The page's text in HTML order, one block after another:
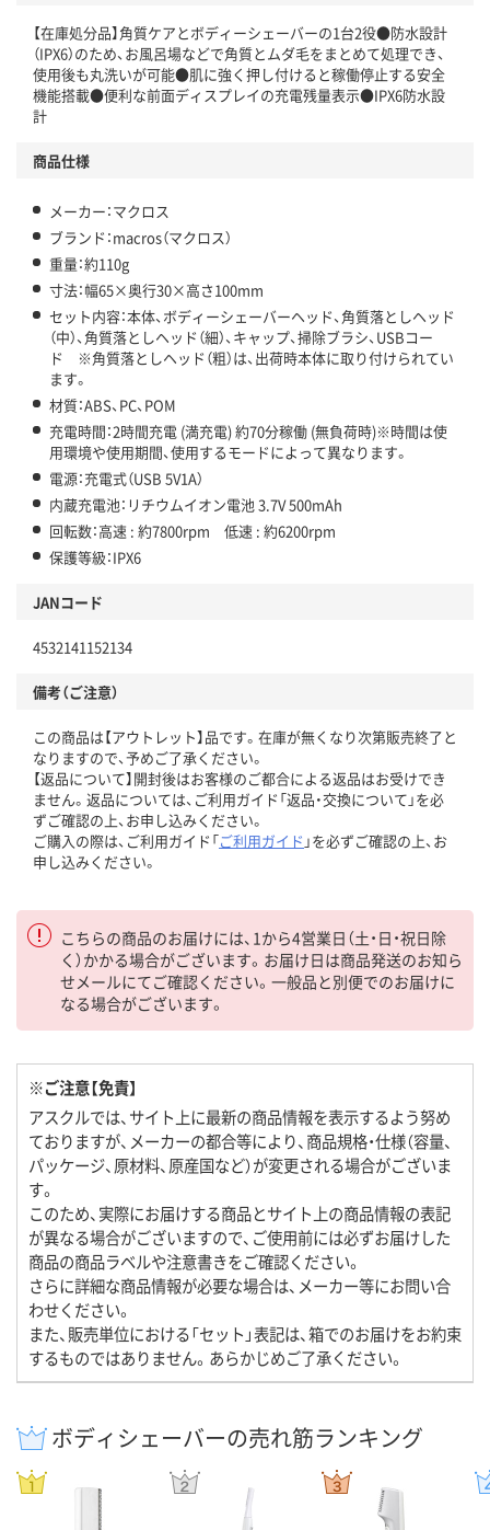
【在庫処分品】角質ケアとボディーシェーバーの1台2役●防水設計
（IPX6）のため、お風呂場などで角質とムダ毛をまとめて処理でき、
使用後も丸洗いが可能●肌に強く押し付けると稼働停止する安全
機能搭載●便利な前面ディスプレイの充電残量表示●IPX6防水設
計
商品仕様
メーカー：マクロス
ブランド：macros（マクロス）
重量：約110g
寸法：幅65×奥行30×高さ100mm
セット内容：本体、ボディーシェーバーヘッド、角質落としヘッド
（中）、角質落としヘッド（細）、キャップ、掃除ブラシ、USBコー
ド ※角質落としヘッド（粗）は、出荷時本体に取り付けられてい
ます。
材質：ABS、PC、POM
充電時間：2時間充電 (満充電) 約70分稼働 (無負荷時)※時間は使
用環境や使用期間、使用するモードによって異なります。
電源：充電式（USB 5V1A）
内蔵充電池：リチウムイオン電池 3.7V 500mAh
回転数：高速 : 約7800rpm 低速 : 約6200rpm
保護等級：IPX6
JANコード
4532141152134
備考（ご注意）
この商品は【アウトレット】品です。在庫が無くなり次第販売終了と
なりますので、予めご了承ください。
【返品について】開封後はお客様のご都合による返品はお受けでき
ません。返品については、ご利用ガイド「返品・交換について」を必
ずご確認の上、お申し込みください。
ご購入の際は、ご利用ガイド「ご利用ガイド 」を必ずご確認の上、お
申し込みください。
こちらの商品のお届けには、1から4営業日（土・日・祝日除
く）かかる場合がございます。お届け日は商品発送のお知ら
せメールにてご確認ください。一般品と別便でのお届けに
なる場合がございます。
※ご注意【免責】
アスクルでは、サイト上に最新の商品情報を表示するよう努め
ておりますが、メーカーの都合等により、商品規格・仕様（容量、
パッケージ、原材料、原産国など）が変更される場合がございま
す。
このため、実際にお届けする商品とサイト上の商品情報の表記
が異なる場合がございますので、ご使用前には必ずお届けした
商品の商品ラベルや注意書きをご確認ください。
さらに詳細な商品情報が必要な場合は、メーカー等にお問い合
わせください。
また、販売単位における「セット」表記は、箱でのお届けをお約束
するものではありません。あらかじめご了承ください。
ボディシェーバーの売れ筋ランキング